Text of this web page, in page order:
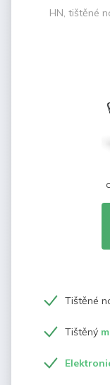
HN, tištěné
Tištěné
Tištěný